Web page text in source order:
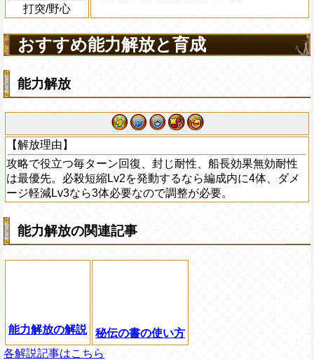
打突/野心
おすすめ能力解放と育成
能力解放
【解放理由】
攻略で役立つ毎ターン回復、封じ耐性、船長効果無効耐性
は最優先。必殺短縮Lv2を発動するなら編成内に4体、ダメ
ージ軽減Lv3なら3体必要なので調整が必要。
能力解放の関連記事
能力解放の解説
秘伝の書の使い方
各解説記事はこちら